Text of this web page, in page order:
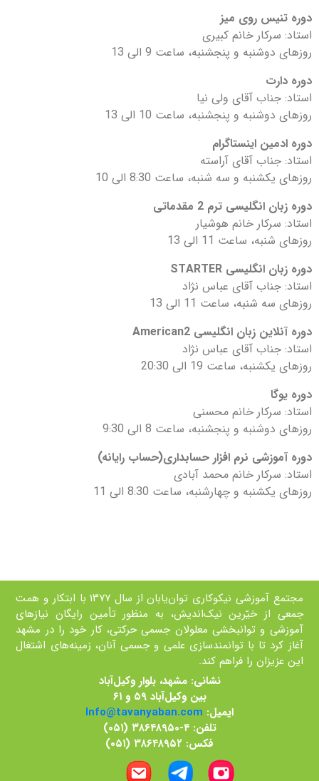
دوره تنیس روی میز
استاد: سرکار خانم کبیری
روزهای دوشنبه و پنجشنبه، ساعت 9 الی 13
دوره دارت
استاد: جناب آقای ولی نیا
روزهای دوشنبه و پنجشنبه، ساعت 10 الی 13
دوره ادمین اینستاگرام
استاد: جناب آقای آراسته
روزهای یکشنبه و سه شنبه، ساعت 8:30 الی 10
دوره زبان انگلیسی ترم 2 مقدماتی
استاد: سرکار خانم هوشیار
روزهای شنبه، ساعت 11 الی 13
دوره زبان انگلیسی STARTER
استاد: جناب آقای عباس نژاد
روزهای سه شنبه، ساعت 11 الی 13
دوره آنلاین زبان انگلیسی American2
استاد: جناب آقای عباس نژاد
روزهای یکشنبه، ساعت 19 الی 20:30
دوره یوگا
استاد: سرکار خانم محسنی
روزهای دوشنبه و پنجشنبه، ساعت 8 الی 9:30
دوره آموزشی نرم افزار حسابداری(حساب رایانه)
استاد: سرکار خانم محمد آبادی
روزهای یکشنبه و چهارشنبه، ساعت 8:30 الی 11
نشانی: مشهد، بلوار وکیل‌آباد
بین وکیل‌آباد ۵۹ و ۶۱
ایمیل: Info@tavanyaban.com
تلفن: ۴-۳۸۶۴۸۹۵۰ (۰۵۱)
فکس: ۳۸۶۴۸۹۵۲ (۰۵۱)
مجتمع آموزشی نیکوکاری توان‌یابان از سال ۱۳۷۷ با ابتکار و همت
جمعی از خيّرين نیک‌اندیش، به منظور تأمین رايگان نیازهای
آموزشی و توانبخشی معلولان جسمی حرکتی، کار خود را در مشهد
آغاز کرد تا با توانمند‌سازی علمی و جسمی آنان، زمينه‌های اشتغال
اين عزيزان را فراهم کند.